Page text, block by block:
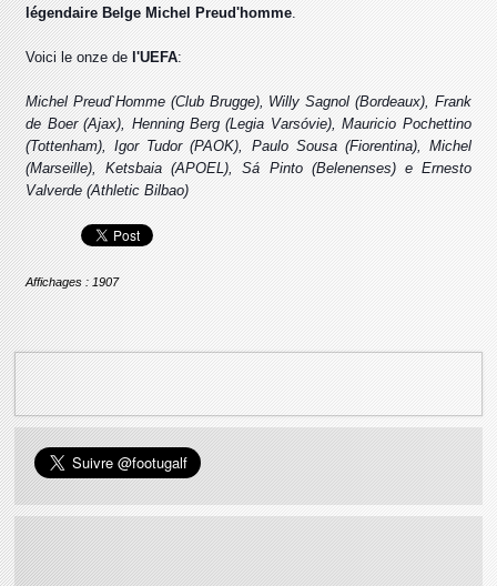
légendaire Belge Michel Preud'homme.
Voici le onze de l'UEFA:
Michel Preud`Homme (Club Brugge), Willy Sagnol (Bordeaux), Frank
de Boer (Ajax), Henning Berg (Legia Varsóvie), Mauricio Pochettino
(Tottenham), Igor Tudor (PAOK), Paulo Sousa (Fiorentina), Michel
(Marseille), Ketsbaia (APOEL), Sá Pinto (Belenenses) e Ernesto
Valverde (Athletic Bilbao)
Affichages : 1907